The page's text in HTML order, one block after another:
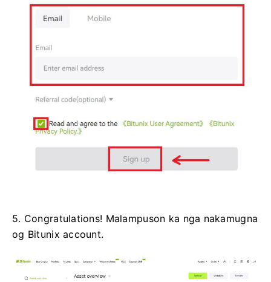
5. Congratulations! Malampuson ka nga nakamugna
og Bitunix account.